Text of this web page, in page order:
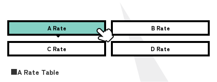
A Rate B Rate
C Rate D Rate
■A Rate Table